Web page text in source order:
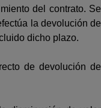
del contrato. Se
la devolución de
dicho plazo.
de devolución de